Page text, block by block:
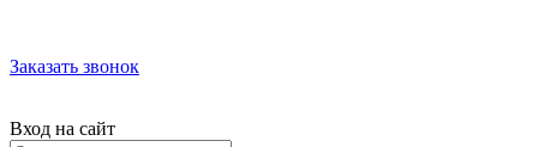
Заказать звонок
Вход на сайт